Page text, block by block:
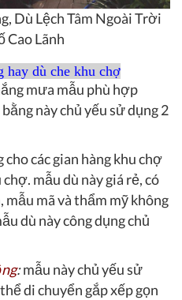
Dù Lệch Tâm Ngoài Trời
Cao Lãnh
hay dù che khu chợ
mưa mẫu phù hợp
này chủ yếu sử dụng 2
các gian hàng khu chợ
mẫu dù này giá rẻ, có
mã và thẩm mỹ không
dù này công dụng chủ
:mẫu này chủ yếu sử
di chuyển gắp xếp gọn